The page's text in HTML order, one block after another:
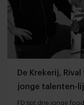
De Krekerij,
jonge talenten-
FD tipt drie jonge